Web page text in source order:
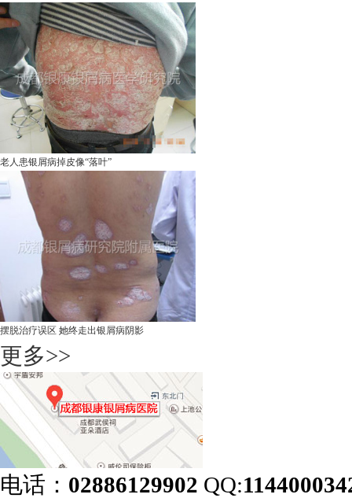
老人患银屑病掉皮像“落叶”
摆脱治疗误区 她终走出银屑病阴影
更多>>
电话： 02886129902 QQ: